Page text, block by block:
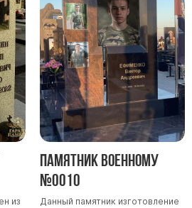
СВО
из гранита
из мрамора
памятники
памятники
комплексы
полноформатным фото
Склеп
ангел
из
Памятник военному
№0010
Данный памятник изготовление